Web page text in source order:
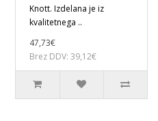
Knott. Izdelana je iz
kvalitetnega ..
47,73€
Brez DDV: 39,12€